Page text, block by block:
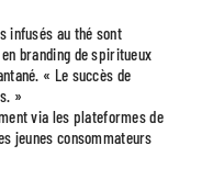
infusés au thé sont
branding de spiritueux
« Le succès de
»
via les plateformes de
jeunes consommateurs